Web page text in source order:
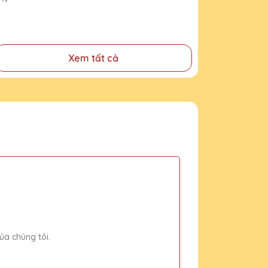
Xem tất cả
chúng tôi.